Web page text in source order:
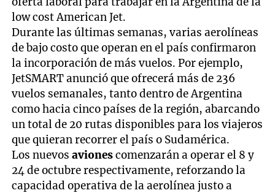
low cost American Jet.
Durante las últimas semanas, varias aerolíneas
de bajo costo que operan en el país confirmaron
la incorporación de más vuelos. Por ejemplo,
JetSMART anunció que ofrecerá más de 236
vuelos semanales, tanto dentro de Argentina
como hacia cinco países de la región, abarcando
un total de 20 rutas disponibles para los viajeros
que quieran recorrer el país o Sudamérica.
Los nuevosavionescomenzarán a operar el 8 y
24 de octubre respectivamente, reforzando la
capacidad operativa de la aerolínea justo a